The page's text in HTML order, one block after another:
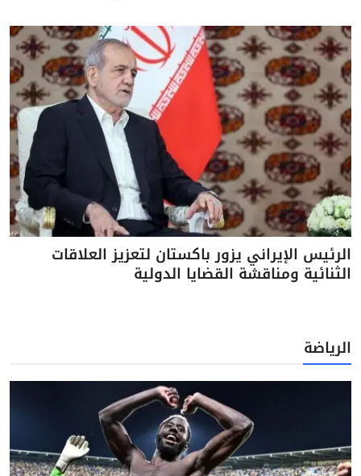
الرئيس الإيراني يزور باكستان لتعزيز العلاقات
الثنائية ومناقشة القضايا الدولية
الرياضة